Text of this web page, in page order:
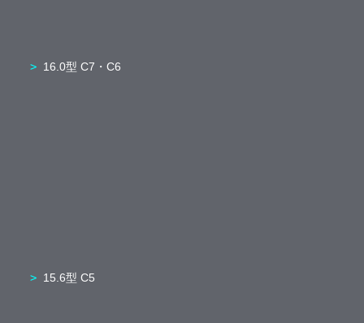
16.0型 C7・C6
15.6型 C5